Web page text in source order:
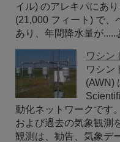
イル) のアレキパにあ
(21,000 フィート) で、
あり、年間降水量が......
ワシン
ワシン
(AWN)
動化ネットワークです
および過去の気象観測
観測は、勧告、気象デ